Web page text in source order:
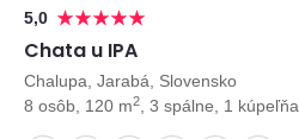
5,0
Chata u IPA
Chalupa, Jarabá, Slovensko
8 osôb, 120 m2 , 3 spálne, 1 kúpeľňa